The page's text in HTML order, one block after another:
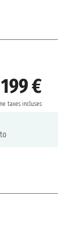
€
taxes incluses